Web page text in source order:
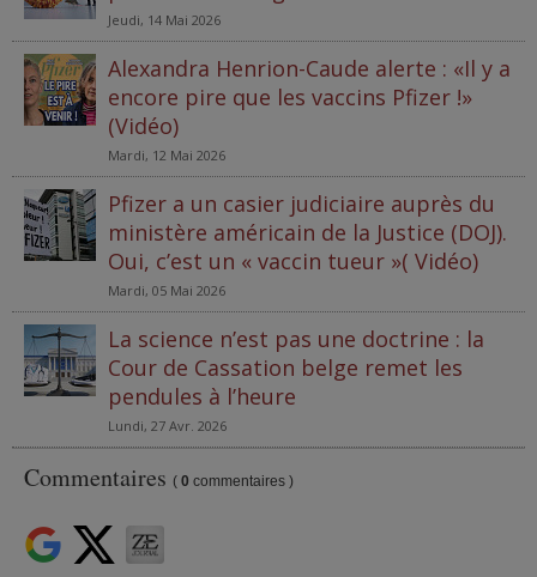
Jeudi, 14 Mai 2026
Alexandra Henrion-Caude alerte : «Il y a
encore pire que les vaccins Pfizer !»
(Vidéo)
Mardi, 12 Mai 2026
Pfizer a un casier judiciaire auprès du
ministère américain de la Justice (DOJ).
Oui, c’est un « vaccin tueur »( Vidéo)
Mardi, 05 Mai 2026
La science n’est pas une doctrine : la
Cour de Cassation belge remet les
pendules à l’heure
Lundi, 27 Avr. 2026
Commentaires ( 0 commentaires )